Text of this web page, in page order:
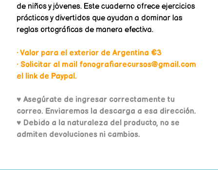
de niños y jóvenes. Este cuaderno ofrece ejercicios
prácticos y divertidos que ayudan a dominar las
reglas ortográficas de manera efectiva.
• Valor para el exterior de Argentina €3
• Solicitar al mail fonografiarecursos@gmail.com
el link de Paypal.
♥ Asegúrate de ingresar correctamente tu
correo. Enviaremos la descarga a esa dirección.
♥ Debido a la naturaleza del producto, no se
admiten devoluciones ni cambios.